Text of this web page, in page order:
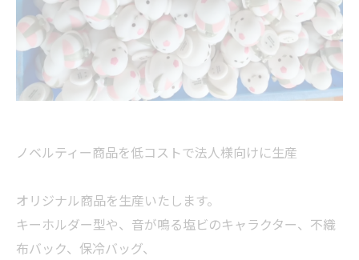
ノベルティー商品を低コストで法人様向けに生産
オリジナル商品を生産いたします。
キーホルダー型や、音が鳴る塩ビのキャラクター、不織
布バック、保冷バッグ、